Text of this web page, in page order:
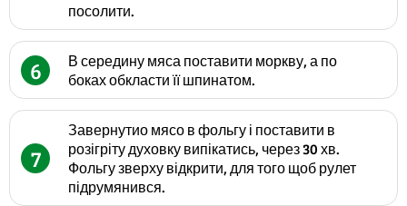
посолити.
6
В середину мяса поставити моркву, а по
боках обкласти її шпинатом.
7
Завернутио мясо в фольгу і поставити в
розігріту духовку випікатись, через 30 хв.
Фольгу зверху відкрити, для того щоб рулет
підрумянився.